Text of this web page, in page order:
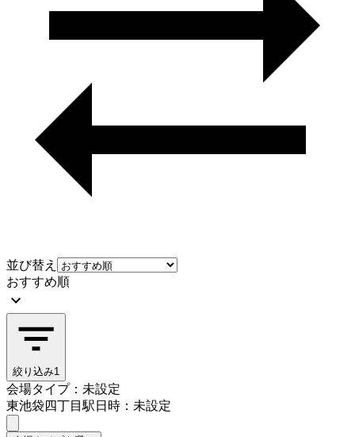
並び替え
おすすめ順
絞り込み1
会場タイプ：未設定
東池袋四丁目駅日時：未設定